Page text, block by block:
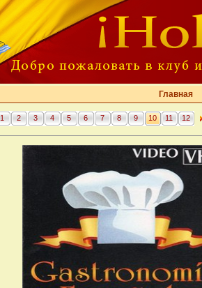
Главная
1 2 3 4 5 6 7 8 9 10 11 12